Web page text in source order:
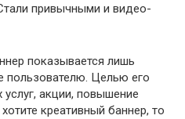
привычными и видео-
показывается лишь
пользователю. Целью его
акции, повышение
креативный баннер, то